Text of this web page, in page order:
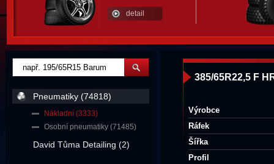
detail
385/65R22,5 F
Výrobce
Ráfek
Šířka
Profil
Pneumatiky (74818)
Nákladní (3333)
Osobní pneumatiky (71485)
David Tůma Detailing (2)